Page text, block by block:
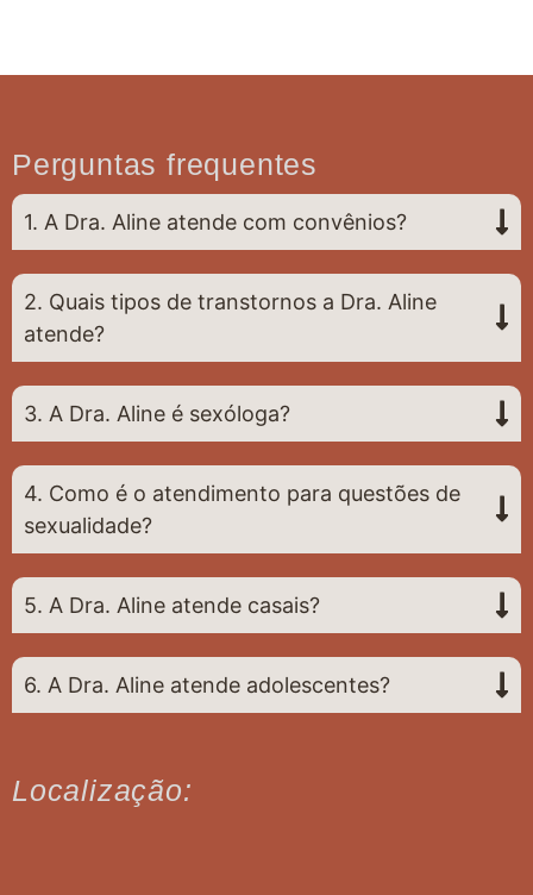
Perguntas frequentes
1. A Dra. Aline atende com convênios?
2. Quais tipos de transtornos a Dra. Aline
atende?
3. A Dra. Aline é sexóloga?
4. Como é o atendimento para questões de
sexualidade?
5. A Dra. Aline atende casais?
6. A Dra. Aline atende adolescentes?
Localização: